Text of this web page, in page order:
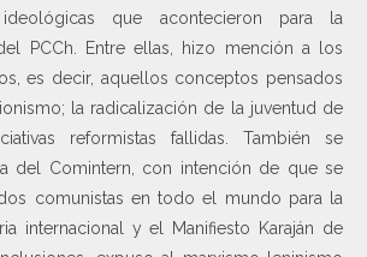
ideológicas que acontecieron para la
PCCh. Entre ellas, hizo mención a los
es decir, aquellos conceptos pensados
la radicalización de la juventud de
reformistas fallidas. También se
del Comintern, con intención de que se
comunistas en todo el mundo para la
internacional y el Manifiesto Karaján de